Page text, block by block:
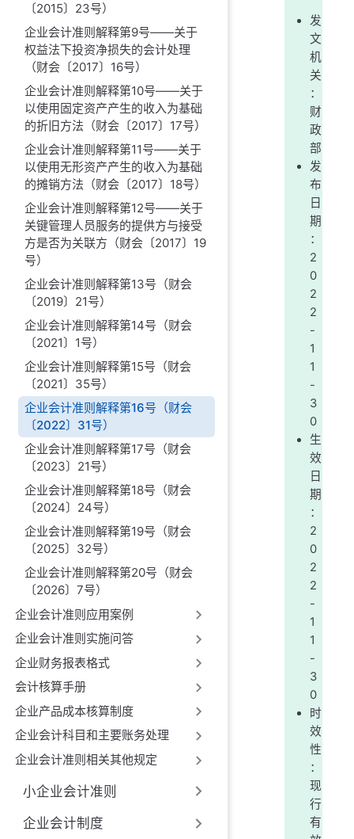
〔2015〕23号）
企业会计准则解释第9号——关于
权益法下投资净损失的会计处理
（财会〔2017〕16号）
企业会计准则解释第10号——关于
以使用固定资产产生的收入为基础
的折旧方法（财会〔2017〕17号）
企业会计准则解释第11号——关于
以使用无形资产产生的收入为基础
的摊销方法（财会〔2017〕18号）
企业会计准则解释第12号——关于
关键管理人员服务的提供方与接受
方是否为关联方（财会〔2017〕19
号）
企业会计准则解释第13号（财会
〔2019〕21号）
企业会计准则解释第14号（财会
〔2021〕1号）
企业会计准则解释第15号（财会
〔2021〕35号）
企业会计准则解释第16号（财会
〔2022〕31号）
企业会计准则解释第17号（财会
〔2023〕21号）
企业会计准则解释第18号（财会
〔2024〕24号）
企业会计准则解释第19号（财会
〔2025〕32号）
企业会计准则解释第20号（财会
〔2026〕7号）
企业会计准则应用案例
企业会计准则实施问答
企业财务报表格式
会计核算手册
企业产品成本核算制度
企业会计科目和主要账务处理
企业会计准则相关其他规定
小企业会计准则
企业会计制度
发
文
机
关
：
财
政
部
发
布
日
期
：
2
0
2
2
-
1
1
-
3
0
生
效
日
期
：
2
0
2
2
-
1
1
-
3
0
时
效
性
：
现
行
有